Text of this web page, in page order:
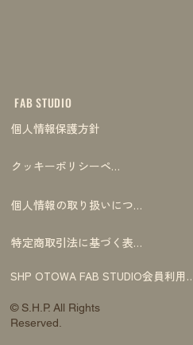
FAB STUDIO
個人情報保護方針
クッキーポリシーページ
個人情報の取り扱いについて
特定商取引法に基づく表記
SHP OTOWA
© S.H.P. All Rights
Reserved.